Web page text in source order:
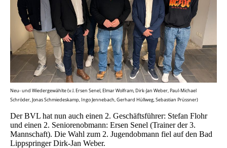
Neu- und Wiedergewählte (v.l. Ersen Senel, Elmar Wolfram, Dirk-Jan Weber, Paul-Michael
Schröder, Jonas Schmiedeskamp, Ingo Jennebach, Gerhard Hüllweg, Sebastian Prüssner)
Der BVL hat nun auch einen 2. Geschäftsführer: Stefan Flohr
und einen 2. Seniorenobmann: Ersen Senel (Trainer der 3.
Mannschaft). Die Wahl zum 2. Jugendobmann fiel auf den Bad
Lippspringer Dirk-Jan Weber.